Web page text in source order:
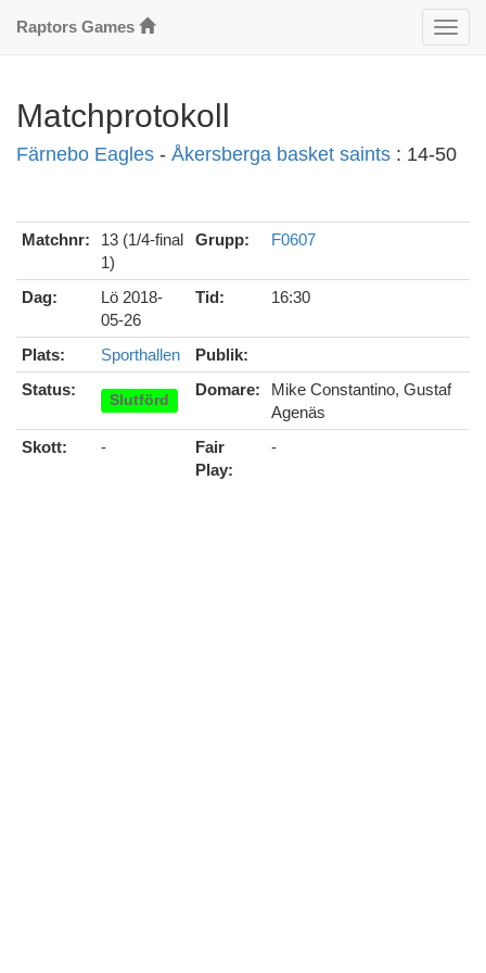
Raptors Games
Matchprotokoll
Färnebo Eagles - Åkersberga basket saints : 14-50
Matchnr:
13 (1/4-final
1)
Grupp: F0607
Dag:
Lö 2018-
05-26
Tid: 16:30
Plats: Sporthallen
Publik:
Status:
Slutförd
Domare:
Mike Constantino, Gustaf
Agenäs
Skott:
-
Fair
Play:
-